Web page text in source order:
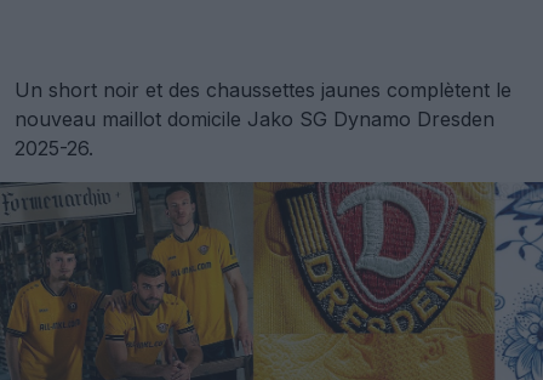
Un short noir et des chaussettes jaunes complètent le
nouveau maillot domicile Jako SG Dynamo Dresden
2025-26.